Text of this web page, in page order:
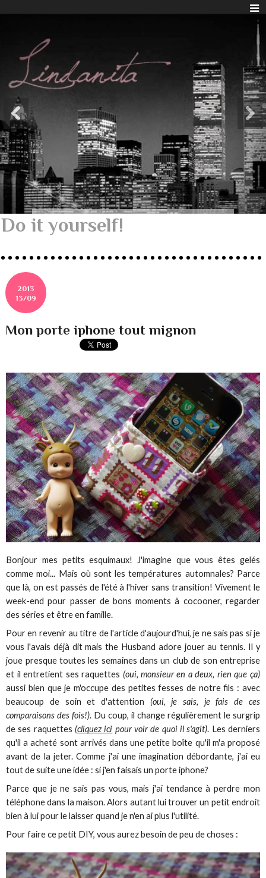
Do it yourself!
2013
13/09
Mon porte iphone tout mignon
Bonjour mes petits esquimaux! J'imagine que vous êtes gelés
comme moi... Mais où sont les températures automnales? Parce
que là, on est passés de l'été à l'hiver sans transition! Vivement le
week-end pour passer de bons moments à cocooner, regarder
des séries et être en famille.
Pour en revenir au titre de l'article d'aujourd'hui, je ne sais pas si je
vous l'avais déjà dit mais the Husband adore jouer au tennis. Il y
joue presque toutes les semaines dans un club de son entreprise
et il entretient ses raquettes (oui, monsieur en a deux, rien que ça)
aussi bien que je m'occupe des petites fesses de notre fils : avec
beaucoup de soin et d'attention (oui, je sais, je fais de ces
comparaisons des fois!). Du coup, il change régulièrement le surgrip
de ses raquettes (cliquez ici pour voir de quoi il s'agit). Les derniers
qu'il a acheté sont arrivés dans une petite boîte qu'il m'a proposé
avant de la jeter. Comme j'ai une imagination débordante, j'ai eu
tout de suite une idée : si j'en faisais un porte iphone?
Parce que je ne sais pas vous, mais j'ai tendance à perdre mon
téléphone dans la maison. Alors autant lui trouver un petit endroit
bien à lui pour le laisser quand je n'en ai plus l'utilité.
Pour faire ce petit DIY, vous aurez besoin de peu de choses :